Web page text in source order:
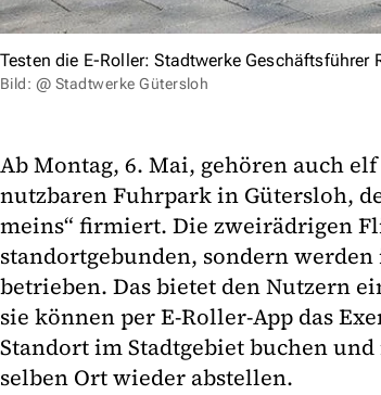
Testen die E-Roller: Stadtwerke
Bild: @ Stadtwerke Gütersloh
Ab Montag, 6. Mai, gehören auch
nutzbaren Fuhrpark in Gütersloh,
meins“ firmiert. Die zweirädrigen
standortgebunden, sondern
betrieben. Das bietet den Nutzern
sie können per E-Roller-App das
Standort im Stadtgebiet buchen
selben Ort wieder abstellen.